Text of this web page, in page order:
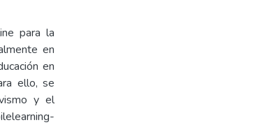
para la
en
en
ello, se
y el